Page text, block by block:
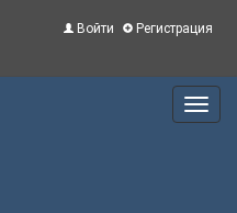
Войти Регистрация
Main
Menu